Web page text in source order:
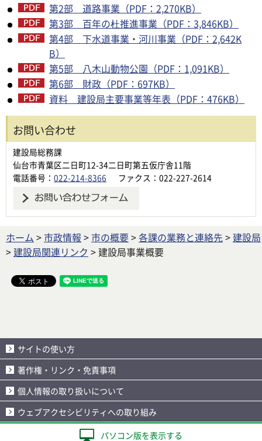
第2部 道路事業（PDF：2,270KB）
第3部 百年の杜推進事業（PDF：3,846KB）
第4部 下水道事業・河川事業（PDF：2,642K
B）
第5部 八木山動物公園（PDF：1,091KB）
第6部 財政（PDF：697KB）
資料 建設局主要事業等年表（PDF：476KB）
お問い合わせ
建設局総務課
仙台市青葉区二日町12-34二日町第五仮庁舎11階
電話番号： 022-214-8366 ファクス：022-227-2614
ホーム >市政情報 >市の概要>各課の業務と連絡先>建設局
>建設局関連リンク > 建設局事業概要
サイトの使い方
著作権・リンク・免責事項
個人情報の取り扱いについて
ウェブアクセシビリティへの取り組み
パソコン版を表示する